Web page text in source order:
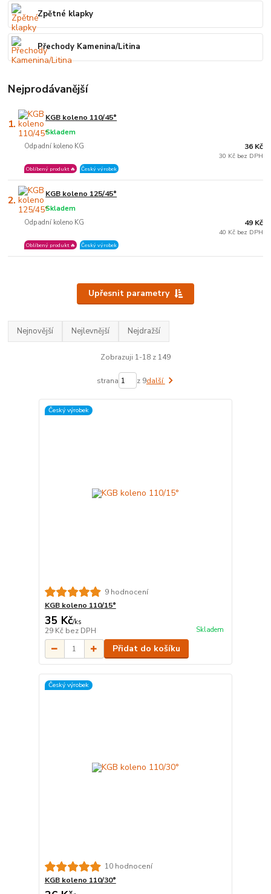
Zpětné klapky
Přechody Kamenina/Litina
Nejprodávanější
1. KGB koleno 110/45°
Odpadní koleno KG
Skladem
Oblíbený produkt 🔥 Český výrobek
36 Kč
30 Kč bez DPH
2. KGB koleno 125/45°
Odpadní koleno KG
Skladem
Oblíbený produkt 🔥 Český výrobek
49 Kč
40 Kč bez DPH
Upřesnit parametry
Nejnovější Nejlevnější Nejdražší
Zobrazuji 1-18 z 149
strana z 9další
Český výrobek
9 hodnocení
KGB koleno 110/15°
35 Kč/ks
29 Kč bez DPH Skladem
Přidat do košíku
Český výrobek
10 hodnocení
KGB koleno 110/30°